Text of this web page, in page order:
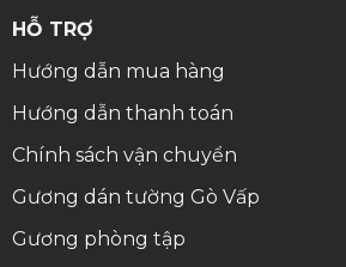
HỖ TRỢ
Hướng dẫn mua hàng
Hướng dẫn thanh toán
Chính sách vận chuyển
Gương dán tường Gò Vấp
Gương phòng tập